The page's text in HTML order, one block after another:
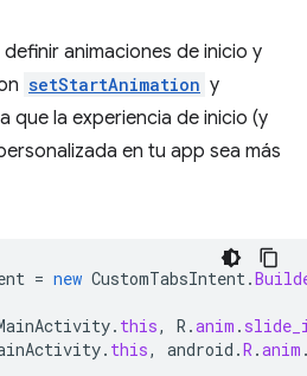
animaciones de inicio y
setStartAnimation y
que la experiencia de inicio (y
en tu app sea más
= new CustomTabsIntent.
. this, R .anim .
. this, android .R .anim